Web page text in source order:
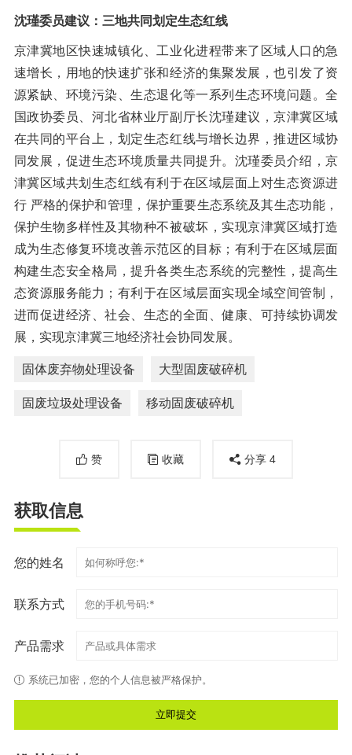
沈瑾委员建议：三地共同划定生态红线
京津冀地区快速城镇化、工业化进程带来了区域人口的急
速增长，用地的快速扩张和经济的集聚发展，也引发了资
源紧缺、环境污染、生态退化等一系列生态环境问题。全
国政协委员、河北省林业厅副厅长沈瑾建议，京津冀区域
在共同的平台上，划定生态红线与增长边界，推进区域协
同发展，促进生态环境质量共同提升。沈瑾委员介绍，京
津冀区域共划生态红线有利于在区域层面上对生态资源进
行 严格的保护和管理，保护重要生态系统及其生态功能，
保护生物多样性及其物种不被破坏，实现京津冀区域打造
成为生态修复环境改善示范区的目标；有利于在区域层面
构建生态安全格局，提升各类生态系统的完整性，提高生
态资源服务能力；有利于在区域层面实现全域空间管制，
进而促进经济、社会、生态的全面、健康、可持续协调发
展，实现京津冀三地经济社会协同发展。
固体废弃物处理设备 大型固废破碎机
固废垃圾处理设备 移动固废破碎机
赞 收藏 分享 4
获取信息
您的姓名
联系方式
产品需求
系统已加密，您的个人信息被严格保护。